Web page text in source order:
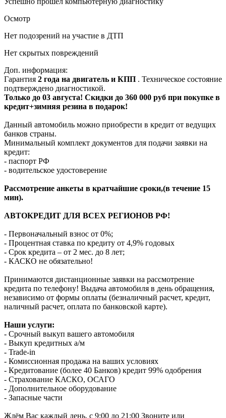
Осмотр
Нет подозрений на участие в ДТП
Нет скрытых повреждений
Доп. информация:
Гарантия 2 года на двигатель и КПП . Техническое состояние
подтверждено диагностикой.
Только до 03 августа! Скидки до 360 000 руб при покупке в
кредит+зимняя резина в подарок!
Данный автомобиль можно приобрести в кредит от ведущих
банков страны.
Минимальный комплект документов для подачи заявки на
кредит:
- паспорт РФ
- водительское удостоверение
Рассмотрение анкеты в кратчайшие сроки,(в течение 15
мин).
АВТОКРЕДИТ ДЛЯ ВСЕХ РЕГИОНОВ РФ!
- Первоначальный взнос от 0%;
- Процентная ставка по кредиту от 4,9% годовых
- Срок кредита – от 2 мес. до 8 лет;
- КАСКО не обязательно!
Принимаются дистанционные заявки на рассмотрение
кредита по телефону! Выдача автомобиля в день обращения,
независимо от формы оплаты (безналичный расчет, кредит,
наличный расчет, оплата по банковской карте).
Наши услуги:
- Срочный выкуп вашего автомобиля
- Выкуп кредитных а/м
- Trade-in
- Комиссионная продажа на ваших условиях
- Кредитование (более 40 Банков) кредит 99% одобрения
- Страхование КАСКО, ОСАГО
- Дополнительное оборудование
- Запасные части
Ждём Вас каждый день, с 9:00 до 21:00 Звоните или